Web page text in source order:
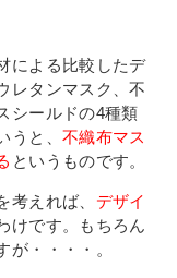
田市森野1-7-8
17時30分)
による比較したデ
レタンマスク、不
シールドの4種類
うと、 不織布マス
というものです。
考えれば、 デザイ
けです。もちろん
・・・・。